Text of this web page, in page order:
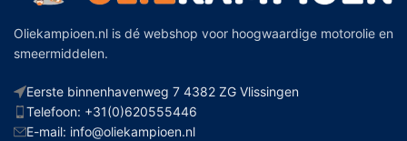
Oliekampioen.nl is dé webshop voor hoogwaardige motorolie en
smeermiddelen.
Eerste binnenhavenweg 7 4382 ZG Vlissingen
Telefoon: +31(0)620555446
E-mail: info@oliekampioen.nl